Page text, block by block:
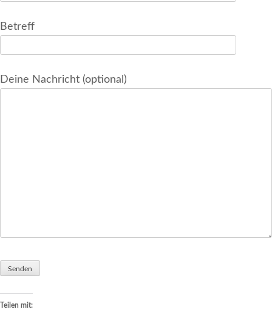
Betreff
Deine Nachricht (optional)
Teilen mit: